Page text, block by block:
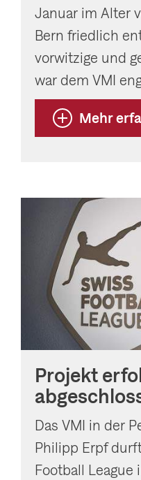
Januar im Alter
Bern friedlich
vorwitzige und
war dem VMI
Mehr
Projekt
Das VMI in der
Philipp Erpf
Football League